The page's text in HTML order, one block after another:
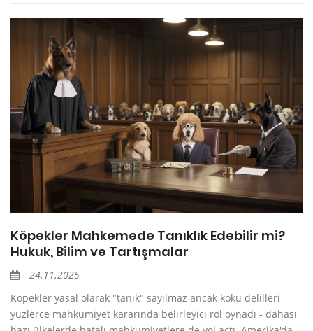
Köpekler Mahkemede Tanıklık Edebilir mi?
Hukuk, Bilim ve Tartışmalar
24.11.2025
Köpekler yasal olarak "tanık" sayılmaz ancak koku delilleri
yüzlerce mahkumiyet kararında belirleyici rol oynadı - dahası